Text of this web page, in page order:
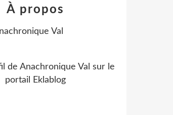
À propos
de Anachronique Val sur le
portail Eklablog